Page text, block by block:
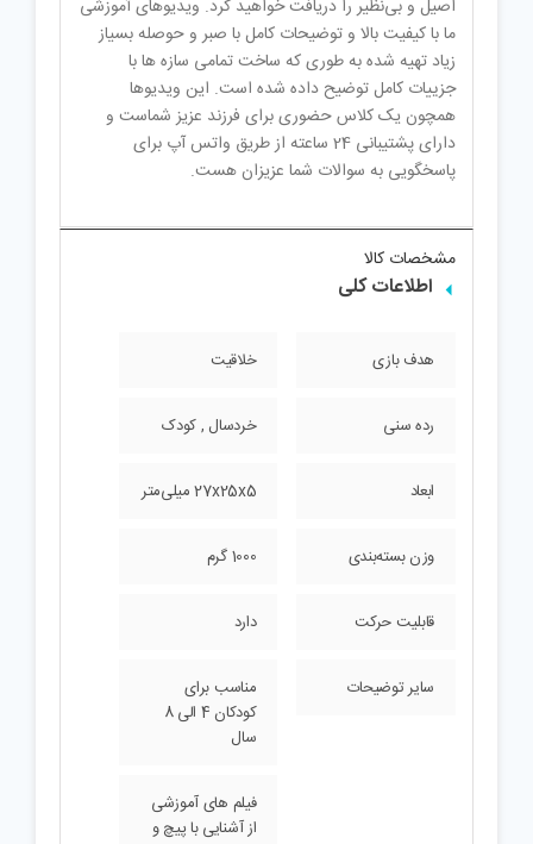
انواع دست سازه های جذاب بدون موتور و بعضاً دارای
موتور را خواهند ساخت از این جهت شما یک محصول
اصیل و بی‌نظیر را دریافت خواهید کرد. ویدیوهای آموزشی
ما با کیفیت بالا و توضیحات کامل با صبر و حوصله بسیاز
زیاد تهیه شده به طوری که ساخت تمامی سازه ها با
جزییات کامل توضیح داده شده است. این ویدیوها
همچون یک کلاس حضوری برای فرزند عزیز شماست و
پاسخگویی به سوالات شما عزیزان هست.
هدف بازی خلاقیت
رده سنی خردسال , کودک
ابعاد 27x25x5 میلی‌متر
وزن بسته‌بندی 1000 گرم
قابلیت حرکت دارد
مناسب برای
سال